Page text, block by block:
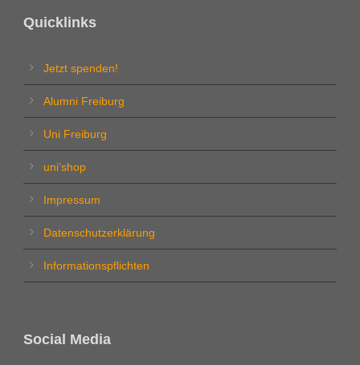
Quicklinks
Jetzt spenden!
Alumni Freiburg
Uni Freiburg
uni’shop
Impressum
Datenschutzerklärung
Informationspflichten
Social Media